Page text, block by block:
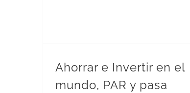
Ahorrar e Invertir en el
mundo, PAR y pasa